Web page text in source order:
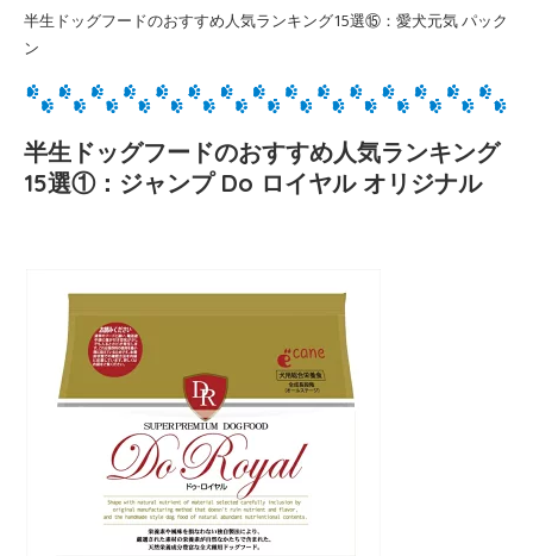
半生ドッグフードのおすすめ人気ランキング15選⑮：愛犬元気 パック
ン
半生ドッグフードのおすすめ人気ランキング
15選①：ジャンプ Do ロイヤル オリジナル